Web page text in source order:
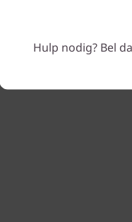
Hulp nodig? Bel